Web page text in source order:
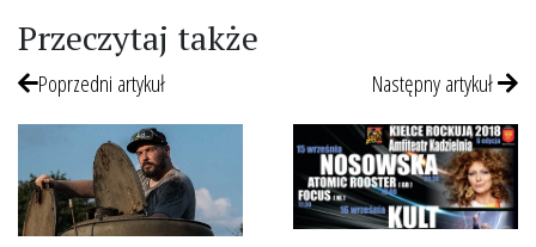
Przeczytaj także
Poprzedni artykuł Następny artykuł